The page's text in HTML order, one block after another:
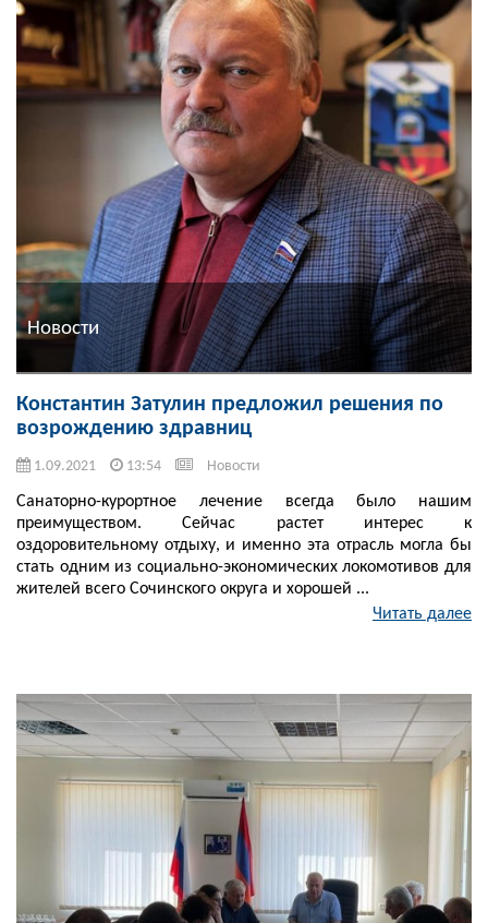
Новости
Константин Затулин предложил решения по
возрождению здравниц
1.09.2021 13:54 Новости
Санаторно-курортное лечение всегда было нашим
преимуществом. Сейчас растет интерес к
оздоровительному отдыху, и именно эта отрасль могла бы
стать одним из социально-экономических локомотивов для
жителей всего Сочинского округа и хорошей ...
Читать далее